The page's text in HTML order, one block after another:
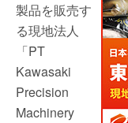
製品を販売す
る現地法人
「PT
Kawasaki
Precision
Machinery